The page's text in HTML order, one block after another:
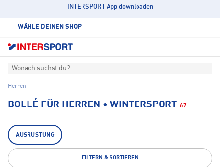
INTERSPORT App downloaden
WÄHLE DEINEN SHOP
Wonach suchst du?
Herren
BOLLÉ FÜR HERREN • WINTERSPORT 67
AUSRÜSTUNG
FILTERN & SORTIEREN